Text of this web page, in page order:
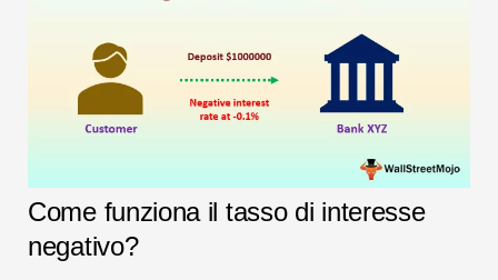
Come funziona il tasso di interesse
negativo?